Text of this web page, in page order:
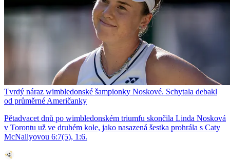
Tvrdý náraz wimbledonské šampionky Noskové. Schytala debakl
od průměrné Američanky
Pětadvacet dnů po wimbledonském triumfu skončila Linda Nosková
v Torontu už ve druhém kole, jako nasazená šestka prohrála s Caty
McNallyovou 6:7(5), 1:6.